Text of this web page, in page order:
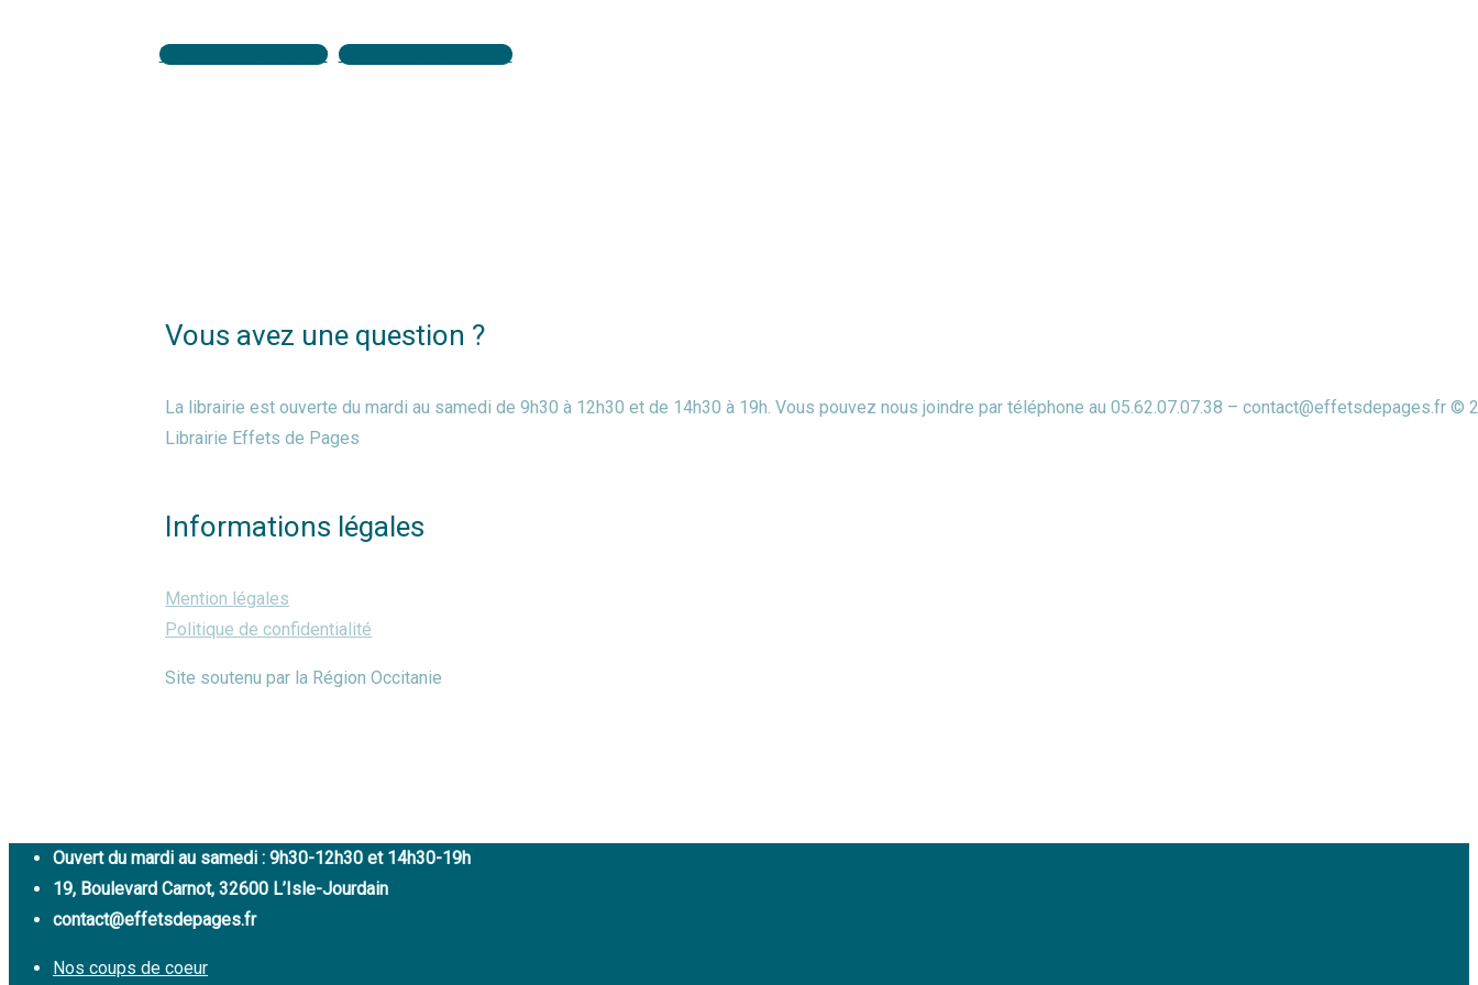
Inscription newsletter Commander votre livre
Vous avez une question ?
La librairie est ouverte du mardi au samedi de 9h30 à 12h30 et de 14h30 à 19h. Vous pouvez nous joindre par téléphone au 05.62.07.07.38 – contact@effetsdepages.fr ©
Librairie Effets de Pages
Informations légales
Mention légales
Politique de confidentialité
Site soutenu par la Région Occitanie
Close
Menu
Ouvert du mardi au samedi : 9h30-12h30 et 14h30-19h
19, Boulevard Carnot, 32600 L’Isle-Jourdain
contact@effetsdepages.fr
Nos coups de coeur